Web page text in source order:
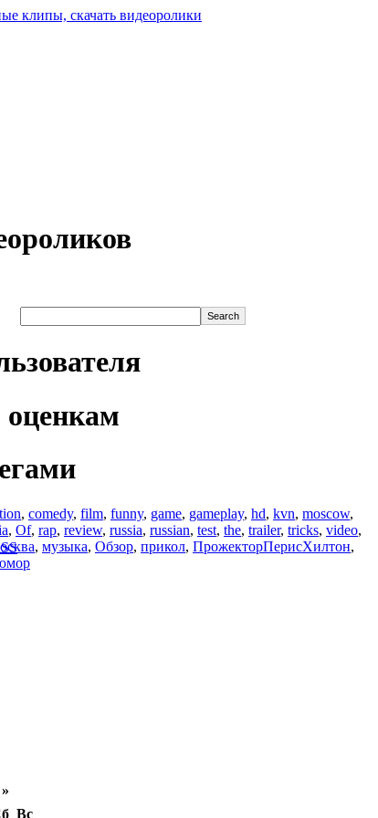
, comedy, film, funny, game, gameplay, hd, kvn, moscow,
, Of, rap, review, russia, russian, test, the, trailer, tricks, video,
, музыка, Обзор, прикол, ПрожекторПерисХилтон,
Вс